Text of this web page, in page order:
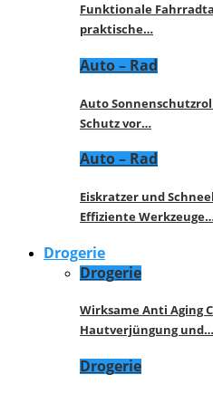
Funktionale
praktische…
Auto – Rad
Auto
Schutz vor…
Auto – Rad
Eiskratzer und
Effiziente
Drogerie
Drogerie
Wirksame Anti Aging
Hautverjüngung und…
Drogerie